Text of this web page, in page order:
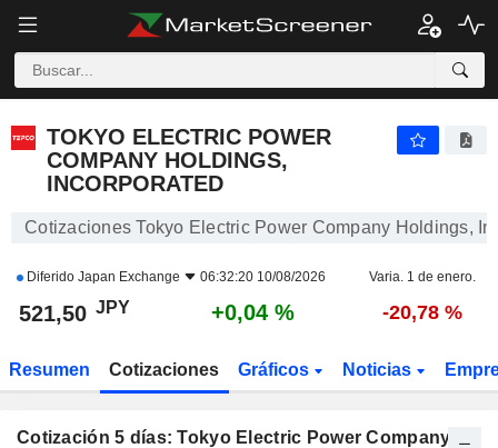
521,50
TOKYO ELECTRIC POWER
COMPANY HOLDINGS,
INCORPORATED
Cotizaciones Tokyo Electric Power Company Holdings,
Diferido Japan Exchange 06:32:20 10/08/2026 Varia. 1 de enero.
521,50 JPY +0,04 % -20,78 %
Resumen Cotizaciones Gráficos Noticias
Cotización 5 días: Tokyo Electric Power Company